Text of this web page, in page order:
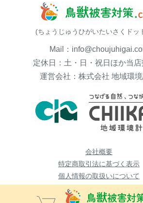
(ちょうじゅうひがいたいさくドッ
Mail：
定休日：土・日・祝日ほか当店
運営会社：株式会社 地域環
会社概要
特定商取引法に基づく表示
個人情報の取扱いについて